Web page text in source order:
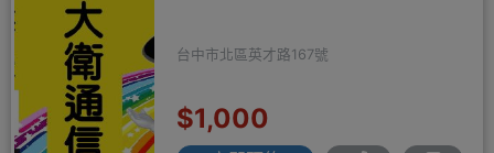
台中市北區英才路167號
$1,000